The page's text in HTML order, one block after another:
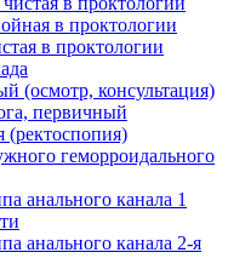
в проктологии
в проктологии
(осмотр, консультация)
первичный
(ректоспопия)
геморроидального
анального канала 1
анального канала 2-я